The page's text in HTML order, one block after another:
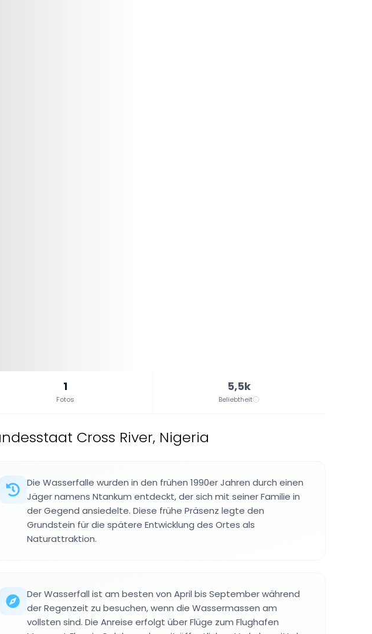
1
Fotos
5,5k
Beliebtheit
Cross River, Nigeria
Die Wasserfalle wurden in den frühen 1990er Jahren durch einen
Jäger namens Ntankum entdeckt, der sich mit seiner Familie in
der Gegend ansiedelte. Diese frühe Präsenz legte den
Grundstein für die spätere Entwicklung des Ortes als
Naturattraktion.
Der Wasserfall ist am besten von April bis September während
der Regenzeit zu besuchen, wenn die Wassermassen am
vollsten sind. Die Anreise erfolgt über Flüge zum Flughafen